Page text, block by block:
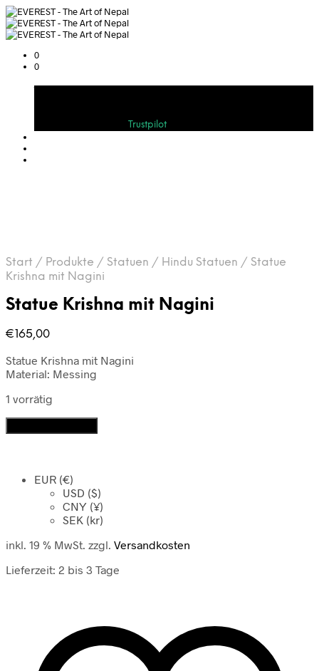
0
0
Trustpilot
Start / Produkte / Statuen / Hindu Statuen / Statue
Krishna mit Nagini
Statue Krishna mit Nagini
€165,00
Statue Krishna mit Nagini
Material: Messing
1 vorrätig
Statue
Krishna
MengeEUR (€)
USD ($)
CNY (¥)
SEK (kr)
inkl. 19 % MwSt. zzgl. Versandkosten
Lieferzeit: 2 bis 3 Tage